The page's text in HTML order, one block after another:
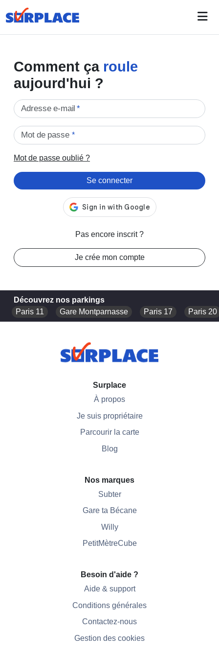
Comment ça roule
aujourd'hui ?
Adresse e-mail *
Mot de passe *
Mot de passe oublié ?
Se connecter
Pas encore inscrit ?
Je crée mon compte
Découvrez nos parkings
Paris 11
Gare Montparnasse Paris 17 Paris 20
Surplace
À propos
Je suis propriétaire
Parcourir la carte
Blog
Nos marques
Subter
Gare ta Bécane
Willy
PetitMètreCube
Besoin d'aide ?
Aide & support
Conditions générales
Contactez-nous
Gestion des cookies